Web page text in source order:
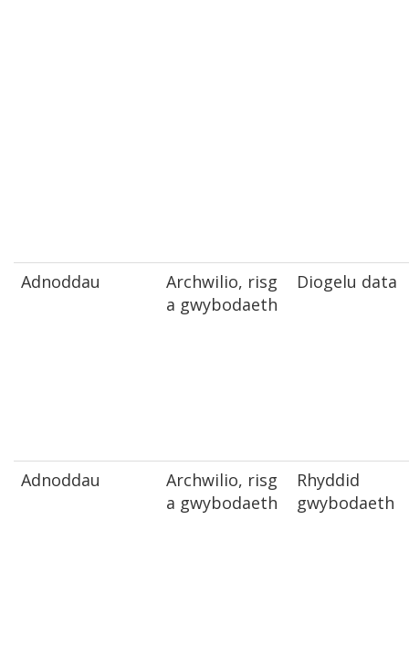
Adnoddau
Archwilio, risg
a gwybodaeth
Diogelu data
Adnoddau
Archwilio, risg
a gwybodaeth
Rhyddid
gwybodaeth